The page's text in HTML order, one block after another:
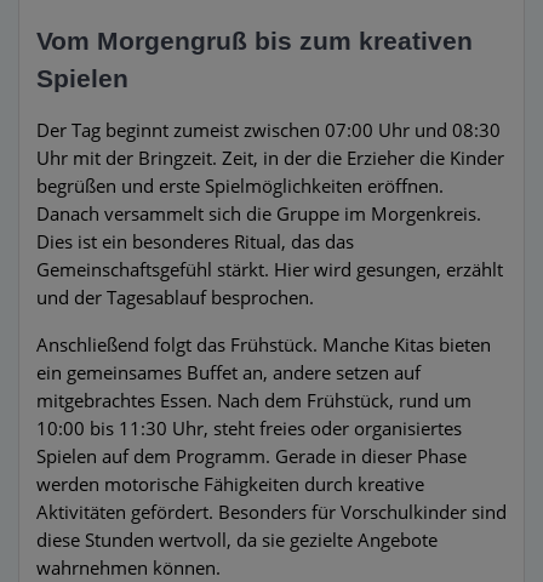
Vom Morgengruß bis zum kreativen
Spielen
Der Tag beginnt zumeist zwischen 07:00 Uhr und 08:30
Uhr mit der Bringzeit. Zeit, in der die Erzieher die Kinder
begrüßen und erste Spielmöglichkeiten eröffnen.
Danach versammelt sich die Gruppe im Morgenkreis.
Dies ist ein besonderes Ritual, das das
Gemeinschaftsgefühl stärkt. Hier wird gesungen, erzählt
und der Tagesablauf besprochen.
Anschließend folgt das Frühstück. Manche Kitas bieten
ein gemeinsames Buffet an, andere setzen auf
mitgebrachtes Essen. Nach dem Frühstück, rund um
10:00 bis 11:30 Uhr, steht freies oder organisiertes
Spielen auf dem Programm. Gerade in dieser Phase
werden motorische Fähigkeiten durch kreative
Aktivitäten gefördert. Besonders für Vorschulkinder sind
diese Stunden wertvoll, da sie gezielte Angebote
wahrnehmen können.